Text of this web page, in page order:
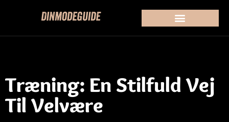
Træning: En Stilfuld Vej
Til Velvære